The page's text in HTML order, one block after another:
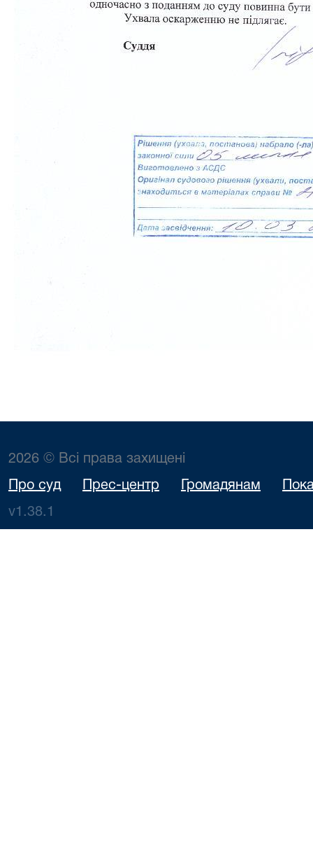
2026 © Всі права захищені
Про суд Прес-центр Громадянам
v1.38.1